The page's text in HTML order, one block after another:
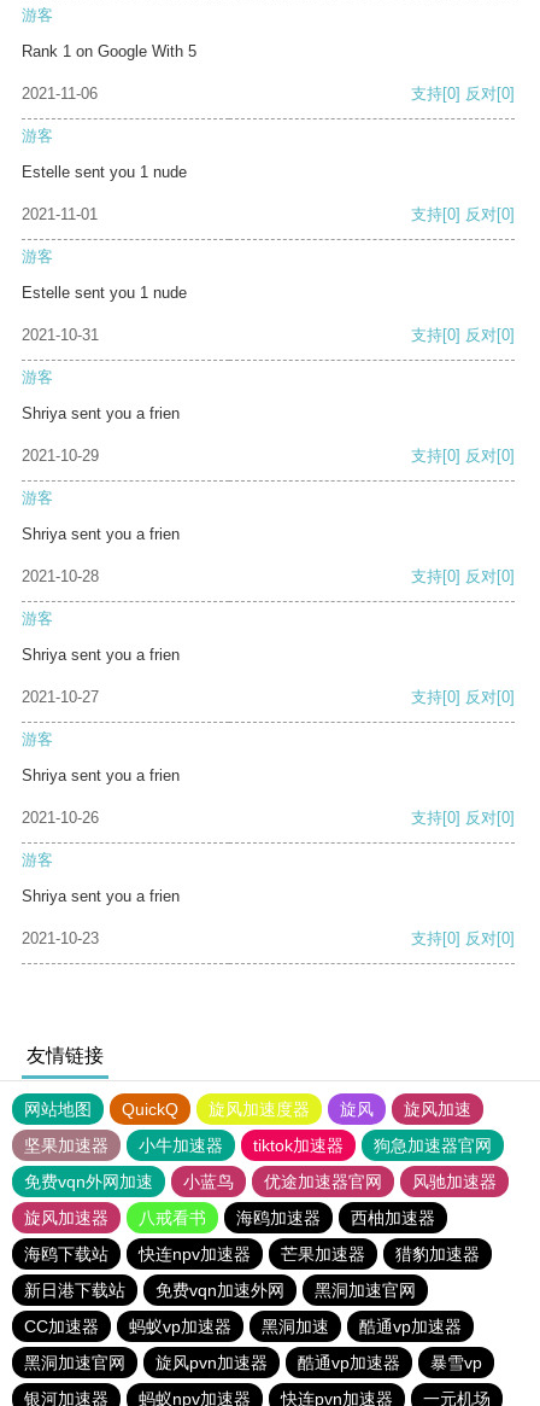
游客
Rank 1 on Google With 5
2021-11-06 支持[0] 反对[0]
游客
Estelle sent you 1 nude
2021-11-01 支持[0] 反对[0]
游客
Estelle sent you 1 nude
2021-10-31 支持[0] 反对[0]
游客
Shriya sent you a frien
2021-10-29 支持[0] 反对[0]
游客
Shriya sent you a frien
2021-10-28 支持[0] 反对[0]
游客
Shriya sent you a frien
2021-10-27 支持[0] 反对[0]
游客
Shriya sent you a frien
2021-10-26 支持[0] 反对[0]
游客
Shriya sent you a frien
2021-10-23 支持[0] 反对[0]
友情链接
网站地图 QuickQ 旋风加速度器 旋风
旋风加速
坚果加速器
小牛加速器 tiktok加速器
狗急加速器官网
免费vqn外网加速
小蓝鸟 优途加速器官网
风驰加速器
旋风加速器
八戒看书 海鸥加速器
西柚加速器
海鸥下载站
快连npv加速器 芒果加速器
猎豹加速器
新日港下载站
免费vqn加速外网
黑洞加速官网
CC加速器
蚂蚁vp加速器 黑洞加速
酷通vp加速器
黑洞加速官网
旋风pvn加速器 酷通vp加速器
暴雪vp
银河加速器
蚂蚁npv加速器 快连pvn加速器 一元机场